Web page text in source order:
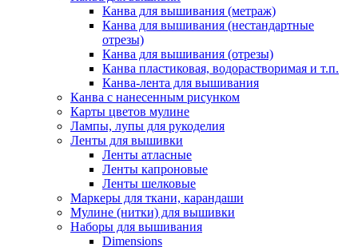
Канва для вышивания (метраж)
Канва для вышивания (нестандартные
отрезы)
Канва для вышивания (отрезы)
Канва пластиковая, водорастворимая и т.п.
Канва-лента для вышивания
Канва с нанесенным рисунком
Карты цветов мулине
Лампы, лупы для рукоделия
Ленты для вышивки
Ленты атласные
Ленты капроновые
Ленты шелковые
Маркеры для ткани, карандаши
Мулине (нитки) для вышивки
Наборы для вышивания
Dimensions